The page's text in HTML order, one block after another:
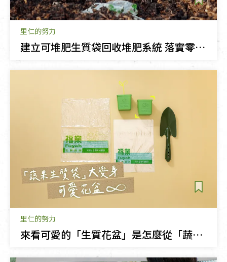
里仁的努力
建立可堆肥生質袋回收堆肥系統 落實零廢棄循環價值
里仁的努力
來看可愛的「生質花盆」是怎麼從「蔬果生質袋」變身花盆！